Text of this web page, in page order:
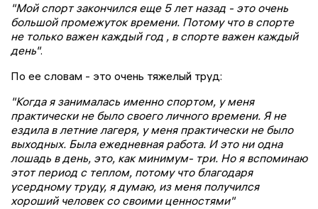
"Мой спорт закончился еще 5 лет назад - это очень
большой промежуток времени. Потому что в спорте
не только важен каждый год , в спорте важен каждый
день".
По ее словам - это очень тяжелый труд:
"Когда я занималась именно спортом, у меня
практически не было своего личного времени. Я не
ездила в летние лагеря, у меня практически не было
выходных. Была ежедневная работа. И это ни одна
лошадь в день, это, как минимум- три. Но я вспоминаю
этот период с теплом, потому что благодаря
усердному труду, я думаю, из меня получился
хороший человек со своими ценностями"